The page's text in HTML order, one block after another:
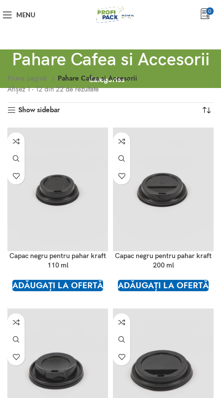
MENU 0
Pahare Cafea si Accesorii
Categories
Prima pagină
Pahare Cafea si Accesorii
Afișez 1 - 12 din 22 de rezultate
Show sidebar
Capac negru pentru pahar kraft
110 ml
ADĂUGAȚI LA OFERTĂ
Capac negru pentru pahar kraft
200 ml
ADĂUGAȚI LA OFERTĂ